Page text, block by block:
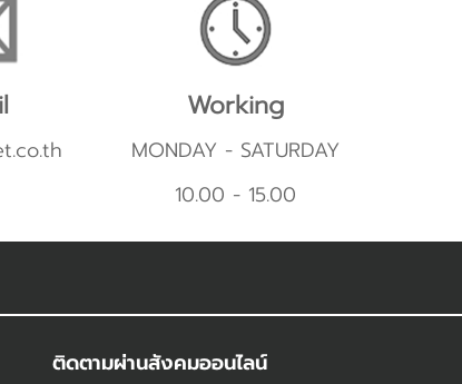
Working
MONDAY - SATURDAY
10.00 - 15.00
ติดตามผ่านสังคมออนไลน์